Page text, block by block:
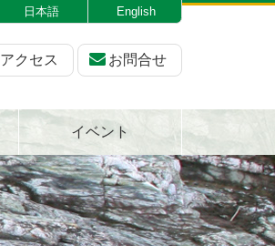
日本語 English
アクセス お問合せ
イベント